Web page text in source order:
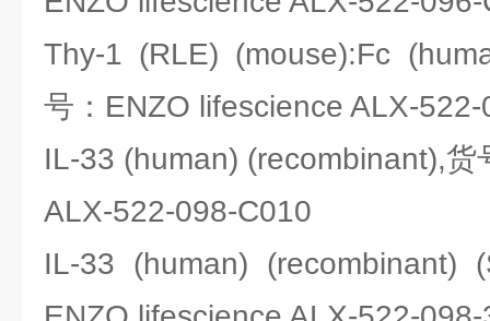
Thy-1 (RLE) (mouse):Fc
号：ENZO lifescience ALX-
IL-33 (human) (recombinant),
ALX-522-098-C010
IL-33 (human) (recombinant)